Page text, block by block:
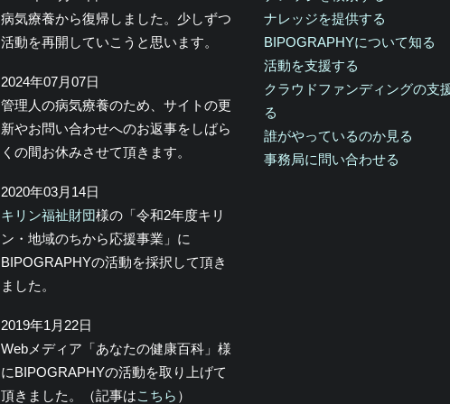
病気療養から復帰しました。少しずつ
活動を再開していこうと思います。
2024年07月07日
管理人の病気療養のため、サイトの更
新やお問い合わせへのお返事をしばら
くの間お休みさせて頂きます。
2020年03月14日
キリン福祉財団様の「令和2年度キリ
ン・地域のちから応援事業」に
BIPOGRAPHYの活動を採択して頂き
ました。
2019年1月22日
Webメディア「あなたの健康百科」様
にBIPOGRAPHYの活動を取り上げて
頂きました。（記事はこちら ）
ナレッジを提供する
BIPOGRAPHYについて知る
活動を支援する
クラウドファンディングの支
る
誰がやっているのか見る
事務局に問い合わせる